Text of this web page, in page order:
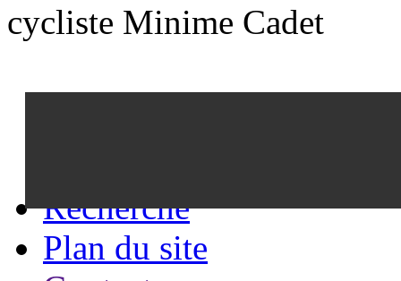
cycliste Minime Cadet
Recherche
Plan du site